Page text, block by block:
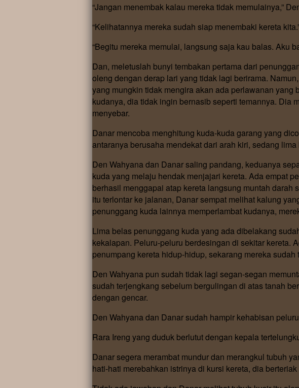
“Jangan menembak kalau mereka tidak memulainya,”
“Kelihatannya mereka sudah siap menembaki kereta
“Begitu mereka memulai, langsung saja kau balas. Aku
Dan, meletuslah bunyi tembakan pertama dari
oleng dengan derap lari yang tidak lagi berirama.
yang mungkin tidak mengira akan ada perlawanan
kudanya, dia tidak ingin bernasib seperti temannya. Dia
menyebar.
Danar mencoba menghitung kuda-kuda garang yang
antaranya berusaha mendekat dari arah kiri, sedang
Den Wahyana dan Danar saling pandang, keduanya
kuda yang melaju hendak menjajari kereta. Ada empat
berhasil menggapai atap kereta langsung muntah
itu terlontar ke jalanan, Danar sempat melihat kalung
penunggang kuda lainnya memperlambat kudanya,
Lima belas penunggang kuda yang ada dibelakang
kekalapan. Peluru-peluru berdesingan di sekitar kereta.
penumpang kereta hidup-hidup, sekarang mereka
Den Wahyana pun sudah tidak lagi segan-segan
sudah terjengkang sebelum bergulingan di atas tanah
dengan gencar.
Den Wahyana dan Danar sudah hampir kehabisan
Rara Ireng yang duduk berlutut dengan kepala
Danar segera merambat mundur dan merangkul tubuh
hati-hati merebahkan istrinya di kursi kereta, dia